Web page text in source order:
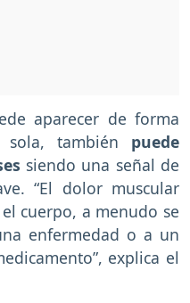
aparecer de forma
también puede
siendo una señal de
“El dolor muscular
cuerpo, a menudo se
enfermedad o a un
explica el